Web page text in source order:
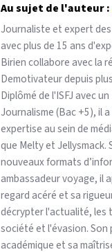
Au sujet de l'auteur :
Journaliste et expert
avec plus de 15 ans
Birien collabore avec la
Demotivateur depuis
Diplômé de l'ISFJ avec
Journalisme (Bac +5), il
expertise au sein de
que Melty et Jellysmack.
nouveaux formats
ambassadeur voyage, il
regard acéré et sa
décrypter l'actualité, les
société et l'évasion. Son
académique et sa